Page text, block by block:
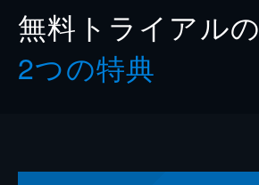
無料トライアルの
2つの特典